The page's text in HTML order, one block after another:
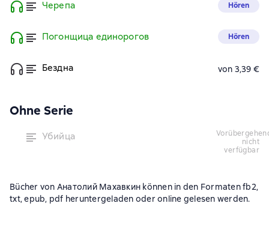
Черепа Hören
Погонщица единорогов Hören
Бездна von 3,39 €
Ohne Serie
Убийца
vorübergehend
nicht
verfügbar
Bücher von Анатолий Махавкин können in den Formaten fb2,
txt, epub, pdf heruntergeladen oder online gelesen werden.